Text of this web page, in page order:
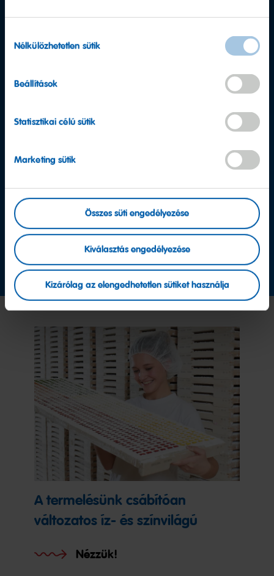
kiválasztása
Nélkülözhetetlen sütik
Beállítások
Statisztikai célú sütik
Marketing sütik
Összes süti engedélyezése
Kiválasztás engedélyezése
Kizárólag az elengedhetetlen sütiket használja
További kérdése van?
Ügyfélszolgálat
Vegye fel velünk a kapcsolatot!
A termelésünk csábítóan
változatos íz- és színvilágú
Nézzük!